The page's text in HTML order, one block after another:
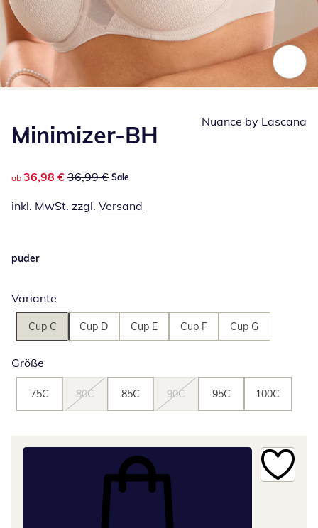
Minimizer-BH
reduzierter Preis 36,98 €, vorheriger Preis: 36,99 €
ab 36,98 € 36,99 € Sale
inkl. MwSt. zzgl. Versand
Nuance by Lascana
puder
Variante
Cup C Cup D Cup E Cup F Cup G
Größe
75C 80C 85C 90C 95C 100C